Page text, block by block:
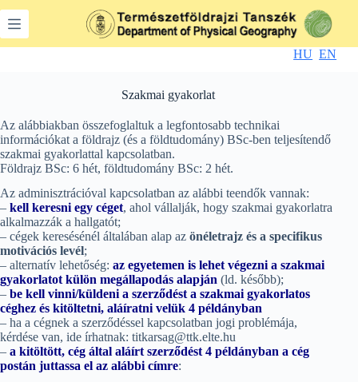
to
content
HU EN
Szakmai gyakorlat
Az alábbiakban összefoglaltuk a legfontosabb technikai
információkat a földrajz (és a földtudomány) BSc-ben teljesítendő
szakmai gyakorlattal kapcsolatban.
Földrajz BSc: 6 hét, földtudomány BSc: 2 hét.
Az adminisztrációval kapcsolatban az alábbi teendők vannak:
– kell keresni egy céget, ahol vállalják, hogy szakmai gyakorlatra
alkalmazzák a hallgatót;
– cégek keresésénél általában alap az önéletrajz és a specifikus
motivációs levél;
– alternatív lehetőség: az egyetemen is lehet végezni a szakmai
gyakorlatot külön megállapodás alapján (ld. később);
– be kell vinni/küldeni a szerződést a szakmai gyakorlatos
céghez és kitöltetni, aláíratni velük 4 példányban
– ha a cégnek a szerződéssel kapcsolatban jogi problémája,
kérdése van, ide írhatnak: titkarsag@ttk.elte.hu
– a kitöltött, cég által aláírt szerződést 4 példányban a cég
postán juttassa el az alábbi címre: